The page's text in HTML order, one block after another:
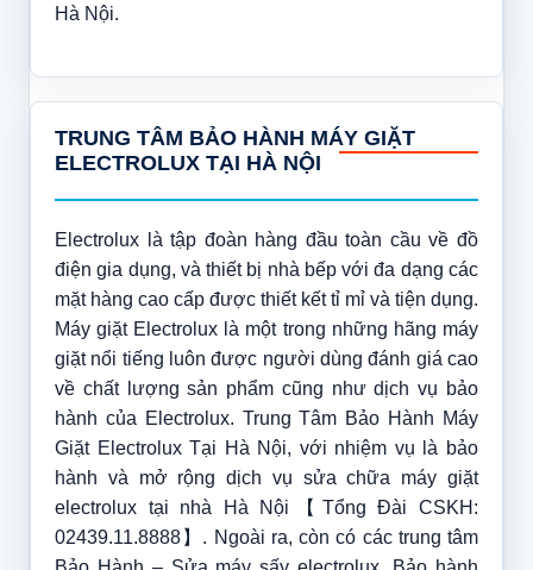
Hà Nội.
TRUNG TÂM BẢO HÀNH MÁY GIẶT
ELECTROLUX TẠI HÀ NỘI
Electrolux là tập đoàn hàng đầu toàn cầu về đồ
điện gia dụng, và thiết bị nhà bếp với đa dạng các
mặt hàng cao cấp được thiết kết tỉ mỉ và tiện dụng.
Máy giặt Electrolux là một trong những hãng máy
giặt nổi tiếng luôn được người dùng đánh giá cao
về chất lượng sản phẩm cũng như dịch vụ bảo
hành của Electrolux. Trung Tâm Bảo Hành Máy
Giặt Electrolux Tại Hà Nội, với nhiệm vụ là bảo
hành và mở rộng dịch vụ sửa chữa máy giặt
electrolux tại nhà Hà Nội【Tổng Đài CSKH:
02439.11.8888】. Ngoài ra, còn có các trung tâm